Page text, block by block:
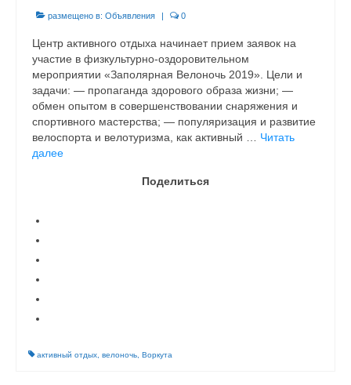
размещено в: Объявления | 0
Центр активного отдыха начинает прием заявок на
участие в физкультурно-оздоровительном
мероприятии «Заполярная Велоночь 2019». Цели и
задачи: — пропаганда здорового образа жизни; —
обмен опытом в совершенствовании снаряжения и
спортивного мастерства; — популяризация и развитие
велоспорта и велотуризма, как активный … Читать
далее
Поделиться
активный отдых велоночь Воркута